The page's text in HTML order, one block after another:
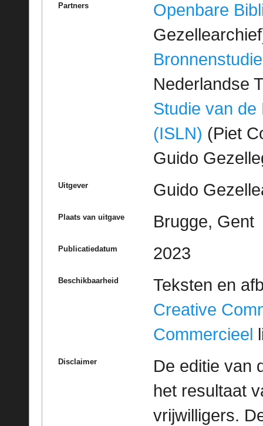
Partners
Openbare
Bronnenstudie
Nederlandse
Studie van de
(ISLN) (Piet
Guido
Uitgever Guido
Plaats van uitgave Brugge, Gent
Publicatiedatum 2023
Beschikbaarheid
Teksten en
Creative
Commercieel
Disclaimer
De editie van
het resultaat
vrijwilligers.